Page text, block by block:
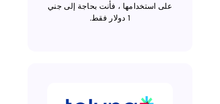
على استخدامها ، فأنت بحاجة إلى جني